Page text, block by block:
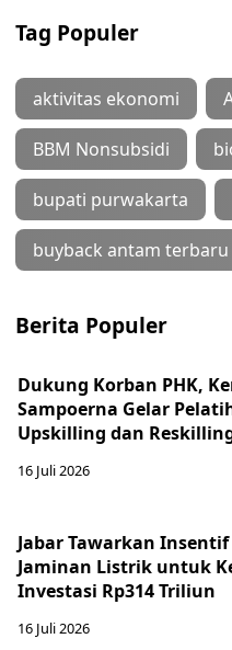
Tag Populer
aktivitas ekonomi
BBM Nonsubsidi
bupati purwakarta
buyback antam terbaru
Berita Populer
Dukung Korban PHK,
Sampoerna Gelar
Upskilling dan
16 Juli 2026
Jabar Tawarkan
Jaminan Listrik untuk
Investasi Rp314 Triliun
16 Juli 2026